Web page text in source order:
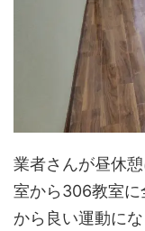
業者さんが昼休
室から306教室に
から良い運動にな